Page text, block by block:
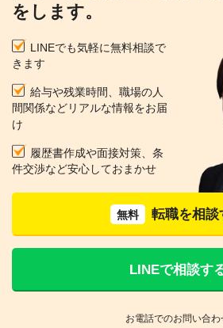
をします。
LINEでも気軽に無料相談で
きます
給与や残業時間、職場の人
間関係などリアルな情報をお届
け
履歴書作成や面接対策、条
件交渉など安心しておまかせ
無料 転職を相談
LINEで相談す
お電話でのお問い合わ